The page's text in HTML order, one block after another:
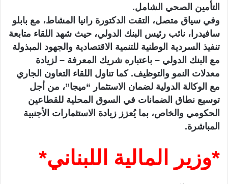
التأمين الصحي الشامل.
وفي سياق متصل، التقت الدكتورة رانيا المشاط، مع بابلو
سافيدرا، نائب رئيس البنك الدولي، حيث شهد اللقاء متابعة
تنفيذ السردية الوطنية للتنمية الاقتصادية والجهود المبذولة
مع البنك الدولي – باعتباره شريك المعرفة – لزيادة
معدلات النمو والتوظيف. كما تناول اللقاء التعاون الجاري
مع الوكالة الدولية لضمان الاستثمار “ميجا”، من أجل
توسيع نطاق الضمانات في السوق المحلية للقطاعين
الحكومي والخاص، بما يُعزز زيادة الاستثمارات الأجنبية
المباشرة.
*وزير المالية اللبناني*